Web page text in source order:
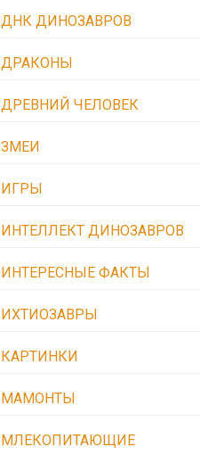
ДНК ДИНОЗАВРОВ
ДРАКОНЫ
ДРЕВНИЙ ЧЕЛОВЕК
ЗМЕИ
ИГРЫ
ИНТЕЛЛЕКТ ДИНОЗАВРОВ
ИНТЕРЕСНЫЕ ФАКТЫ
ИХТИОЗАВРЫ
КАРТИНКИ
МАМОНТЫ
МЛЕКОПИТАЮЩИЕ